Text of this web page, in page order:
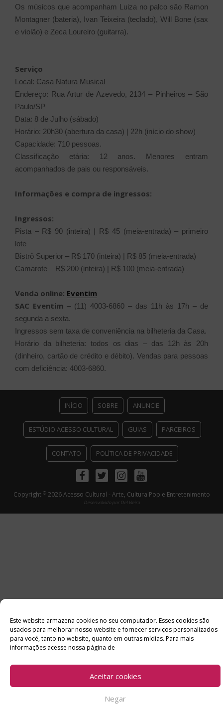
Este website armazena cookies no seu computador. Esses cookies são
usados ​​para melhorar nosso website e fornecer serviços personalizados
para você, tanto no website, quanto em outras mídias. Para mais
informações acesse nossa página de
Aceitar cookies
Negar
Os músicos que acompanham Luiza no palco são Ramon
Montagner (bateria), Ivan Teixeira (teclado), Will Bone (sax
e violão) e Zeca Loureiro (guitarra).
Serviço
Local: Casa Natura Musical
Endereço: Rua Artur de Azevedo, 2134 – Pinheiros – São
Paulo/SP
Data: 8 de Julho (sábado)
Horário: 20h30 (abertura da casa) | 22h (início do show)
Capacidade: 710 pessoas.
Classificação etária: 12 anos. Menores entram
acompanhados de pais ou responsáveis.
Informações e compra de ingressos:
Ingressos:
Pista – R$ 90 (inteira) | R$ 45 (meia-entrada) – primeiro
lote
Bistrô Superior – R$ 170 (inteira) | R$ 85 (meia-entrada)
Camarote – R$ 200 (inteira) | R$ 100 (meia-entrada)
Venda online: Eventim
SAC Eventim – (11) 4003-6860 – das 11h às 17h – de
segunda a sexta.
Ingressos sem taxa de conveniência na bilheteria da Casa.
Horário da bilheteria: todos os dias – das 12h às 20h
(dinheiro, cartão de crédito e débito). Vendas para pessoas
com deficiência: 4003-6860.
INÍCIO SOBRE ANUNCIE
ESTÚDIO ACESSO CULTURAL GUIAS PARCEIROS
CONTATO POLÍTICA DE PRIVACIDADE
FacebookTwitterInstagramYoutube
Copyright ©2026 Acesso Cultural - Arte, Cultura Pop e Entretenimento
Desenvolvido por Del Vieira